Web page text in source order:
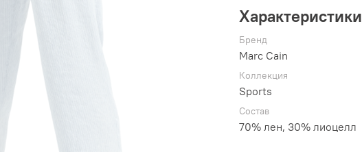
Характеристики
Бренд
Marc Cain
Коллекция
Sports
Состав
70% лен, 30% лиоцелл